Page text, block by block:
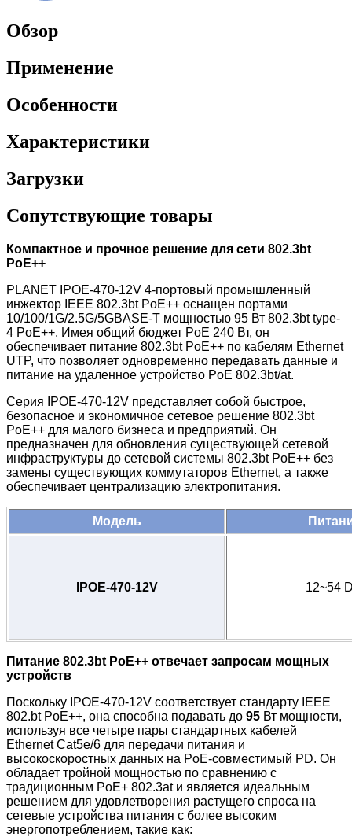
Обзор
Применение
Особенности
Характеристики
Загрузки
Сопутствующие товары
Компактное и прочное решение для сети 802.3bt
PoE++
PLANET IPOE-470-12V 4-портовый промышленный
инжектор IEEE 802.3bt PoE++ оснащен портами
10/100/1G/2.5G/5GBASE-T мощностью 95 Вт 802.3bt type-
4 PoE++. Имея общий бюджет PoE 240 Вт, он
обеспечивает питание 802.3bt PoE++ по кабелям Ethernet
UTP, что позволяет одновременно передавать данные и
питание на удаленное устройство PoE 802.3bt/at.
Серия IPOE-470-12V представляет собой быстрое,
безопасное и экономичное сетевое решение 802.3bt
PoE++ для малого бизнеса и предприятий. Он
предназначен для обновления существующей сетевой
инфраструктуры до сетевой системы 802.3bt PoE++ без
замены существующих коммутаторов Ethernet, а также
обеспечивает централизацию электропитания.
Модель
IPOE-470-12V 12~54
Питание 802.3bt PoE++ отвечает запросам мощных
устройств
Поскольку IPOE-470-12V соответствует стандарту IEEE
802.bt PoE++, она способна подавать до 95 Вт мощности,
используя все четыре пары стандартных кабелей
Ethernet Cat5e/6 для передачи питания и
высокоскоростных данных на PoE-совместимый PD. Он
обладает тройной мощностью по сравнению с
традиционным PoE+ 802.3at и является идеальным
решением для удовлетворения растущего спроса на
сетевые устройства питания с более высоким
энергопотреблением, такие как: